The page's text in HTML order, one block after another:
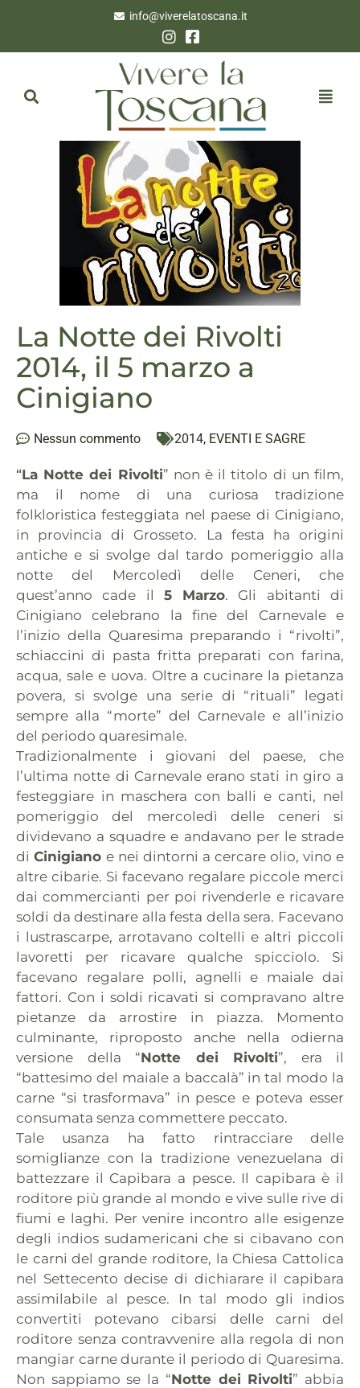
info@viverelatoscana.it
La Notte dei Rivolti
2014, il 5 marzo a
Cinigiano
Nessun commento 2014, EVENTI E SAGRE
“La Notte dei Rivolti” non è il titolo di un film,
ma il nome di una curiosa tradizione
folkloristica festeggiata nel paese di Cinigiano,
in provincia di Grosseto. La festa ha origini
antiche e si svolge dal tardo pomeriggio alla
notte del Mercoledì delle Ceneri, che
quest’anno cade il 5 Marzo. Gli abitanti di
Cinigiano celebrano la fine del Carnevale e
l’inizio della Quaresima preparando i “rivolti”,
schiaccini di pasta fritta preparati con farina,
acqua, sale e uova. Oltre a cucinare la pietanza
povera, si svolge una serie di “rituali” legati
sempre alla “morte” del Carnevale e all’inizio
del periodo quaresimale.
Tradizionalmente i giovani del paese, che
l’ultima notte di Carnevale erano stati in giro a
festeggiare in maschera con balli e canti, nel
pomeriggio del mercoledì delle ceneri si
dividevano a squadre e andavano per le strade
di Cinigiano e nei dintorni a cercare olio, vino e
altre cibarie. Si facevano regalare piccole merci
dai commercianti per poi rivenderle e ricavare
soldi da destinare alla festa della sera. Facevano
i lustrascarpe, arrotavano coltelli e altri piccoli
lavoretti per ricavare qualche spicciolo. Si
facevano regalare polli, agnelli e maiale dai
fattori. Con i soldi ricavati si compravano altre
pietanze da arrostire in piazza. Momento
culminante, riproposto anche nella odierna
versione della “Notte dei Rivolti”, era il
“battesimo del maiale a baccalà” in tal modo la
carne “si trasformava” in pesce e poteva esser
consumata senza commettere peccato.
Tale usanza ha fatto rintracciare delle
somiglianze con la tradizione venezuelana di
battezzare il Capibara a pesce. Il capibara è il
roditore più grande al mondo e vive sulle rive di
fiumi e laghi. Per venire incontro alle esigenze
degli indios sudamericani che si cibavano con
le carni del grande roditore, la Chiesa Cattolica
nel Settecento decise di dichiarare il capibara
assimilabile al pesce. In tal modo gli indios
convertiti potevano cibarsi delle carni del
roditore senza contravvenire alla regola di non
mangiar carne durante il periodo di Quaresima.
Non sappiamo se la “Notte dei Rivolti” abbia